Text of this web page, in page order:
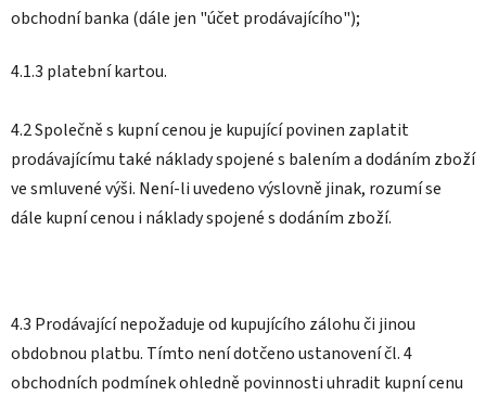
obchodní banka (dále jen "účet prodávajícího");
4.1.3 platební kartou.
4.2 Společně s kupní cenou je kupující povinen zaplatit
prodávajícímu také náklady spojené s balením a dodáním zboží
ve smluvené výši. Není-li uvedeno výslovně jinak, rozumí se
dále kupní cenou i náklady spojené s dodáním zboží.
4.3 Prodávající nepožaduje od kupujícího zálohu či jinou
obdobnou platbu. Tímto není dotčeno ustanovení čl. 4
obchodních podmínek ohledně povinnosti uhradit kupní cenu